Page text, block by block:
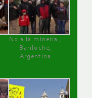
No a la minería ,
Bariloche,
Argentina